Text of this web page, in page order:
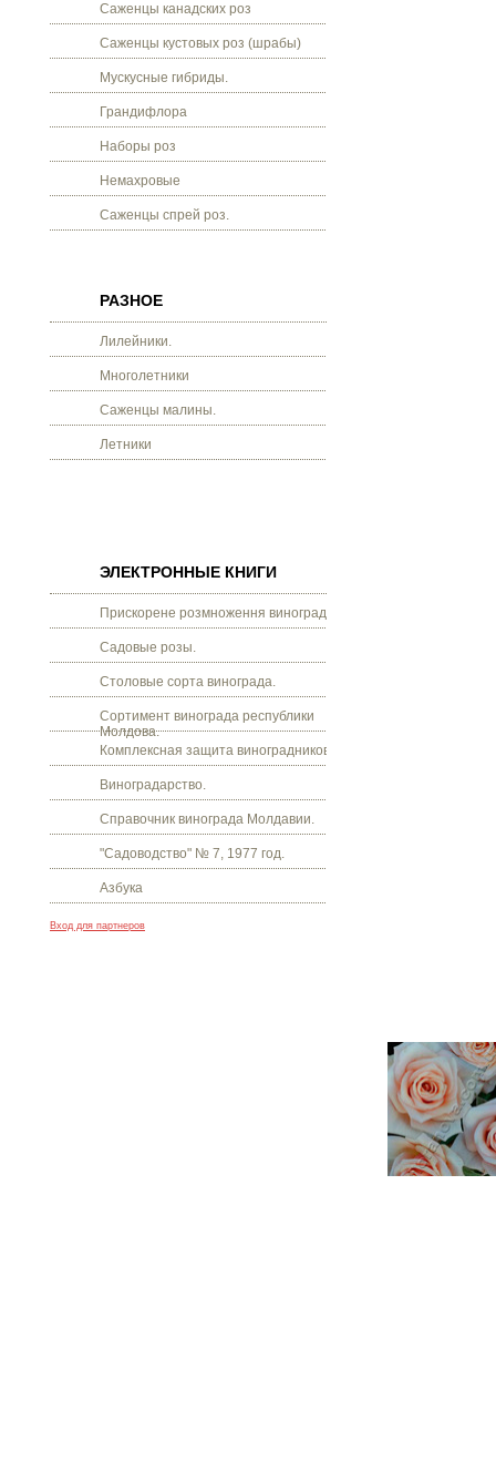
Саженцы канадских роз
Саженцы кустовых роз (шрабы)
Мускусные гибриды.
Грандифлора
Наборы роз
Немахровые
Саженцы спрей роз.
РАЗНОЕ
Лилейники.
Многолетники
Саженцы малины.
Летники
ЭЛЕКТРОННЫЕ КНИГИ
Прискорене розмноження винограду.
Садовые розы.
Столовые сорта винограда.
Сортимент винограда республики
Молдова.
Комплексная защита виноградников.
Виноградарство.
Справочник винограда Молдавии.
"Садоводство" № 7, 1977 год.
Азбука
Вход для партнеров